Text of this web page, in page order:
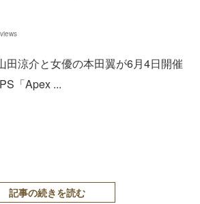
views
田涼介と女優の本田翼が6月4日開催
「Apex ...
記事の続きを読む